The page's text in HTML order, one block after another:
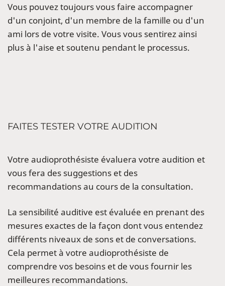
Vous pouvez toujours vous faire accompagner
d'un conjoint, d'un membre de la famille ou d'un
ami lors de votre visite. Vous vous sentirez ainsi
plus à l'aise et soutenu pendant le processus.
FAITES TESTER VOTRE AUDITION
Votre audioprothésiste évaluera votre audition et
vous fera des suggestions et des
recommandations au cours de la consultation.
La sensibilité auditive est évaluée en prenant des
mesures exactes de la façon dont vous entendez
différents niveaux de sons et de conversations.
Cela permet à votre audioprothésiste de
comprendre vos besoins et de vous fournir les
meilleures recommandations.